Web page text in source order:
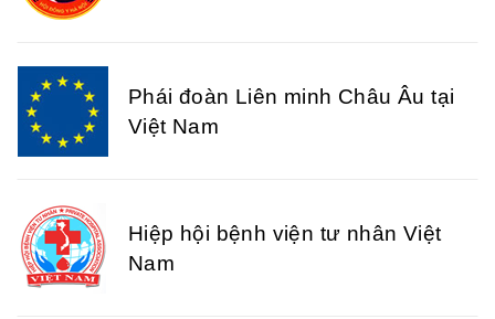
Phái đoàn Liên minh Châu Âu tại
Việt Nam
Hiệp hội bệnh viện tư nhân Việt
Nam